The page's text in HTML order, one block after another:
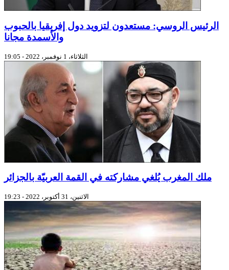
الرئيس الروسي: مستعدون لتزويد دول إفريقيا بالحبوب
والأسمدة مجانا
الثلاثاء، 1 نوفمبر، 2022 - 19:05
ملك المغرب يُلغي مشاركته في القمة العربيّة بالجزائر
الاثنين، 31 أكتوبر، 2022 - 19:23